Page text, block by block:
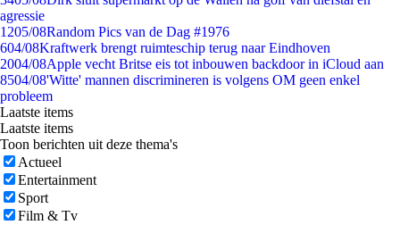
agressie
1205/08Random Pics van de Dag #1976
604/08Kraftwerk brengt ruimteschip terug naar Eindhoven
2004/08Apple vecht Britse eis tot inbouwen backdoor in iCloud aan
8504/08'Witte' mannen discrimineren is volgens OM geen enkel
probleem
Laatste items
Laatste items
Toon berichten uit deze thema's
Actueel
Entertainment
Sport
Film & Tv